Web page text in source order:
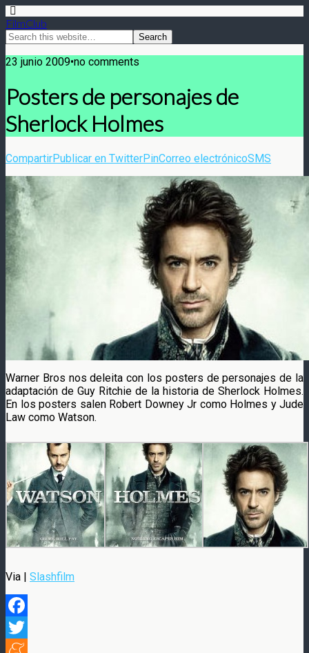
FilmClub
23 junio 2009•no comments
Posters de personajes de
Sherlock Holmes
CompartirPublicar en TwitterPinCorreo electrónicoSMS
Warner Bros nos deleita con los posters de personajes de la
adaptación de Guy Ritchie de la historia de Sherlock Holmes.
En los posters salen Robert Downey Jr como Holmes y Jude
Law como Watson.
Via | Slashfilm
Facebook
Twitter